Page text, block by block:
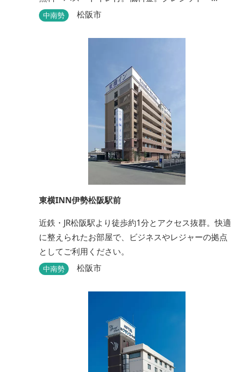
PayPay支払い可。
中南勢 松阪市
東横INN伊勢松阪駅前
近鉄・JR松阪駅より徒歩約1分とアクセス抜群。快適
に整えられたお部屋で、ビジネスやレジャーの拠点
としてご利用ください。
中南勢 松阪市